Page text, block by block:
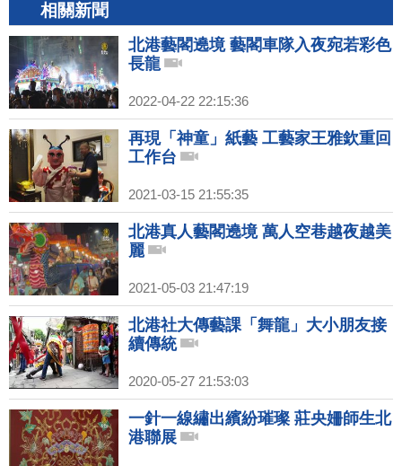
相關新聞
北港藝閣遶境 藝閣車隊入夜宛若彩色
長龍
2022-04-22 22:15:36
再現「神童」紙藝 工藝家王雅欽重回
工作台
2021-03-15 21:55:35
北港真人藝閣遶境 萬人空巷越夜越美
麗
2021-05-03 21:47:19
北港社大傳藝課「舞龍」大小朋友接
續傳統
2020-05-27 21:53:03
一針一線繡出繽紛璀璨 莊央姍師生北
港聯展